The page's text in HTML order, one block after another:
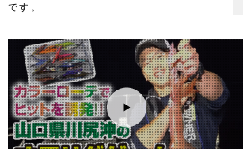
ジグヘッド：虫ヘッドパワー 3g
OWNERMOVIE http://ownertv.jp/
オーナーばりwebsite
http://www.owner.co.jp
です。
のゲームフィッシングであるヘラブナ釣り
は、ビギナーからベテランまで誰もが楽しめ
る釣りとして人気。
一見、のんびりしている様に見えるヘラブナ
釣りですが、実際はとてもエキサイティン
グ。
今回はトップトーナメンターの岡田清さんが
神奈川県の厚木へら鮒センターで、管理釣り